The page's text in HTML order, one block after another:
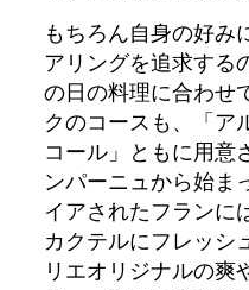
もちろん自身の好み
アリングを追求する
の日の料理に合わせ
クのコースも、「ア
コール」ともに用意
ンパーニュから始ま
イアされたフランに
カクテルにフレッシ
リエオリジナルの爽